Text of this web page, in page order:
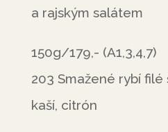
a rajským salátem
150g/179,- (A1,3,4,7)
203 Smažené rybí
kaší, citrón